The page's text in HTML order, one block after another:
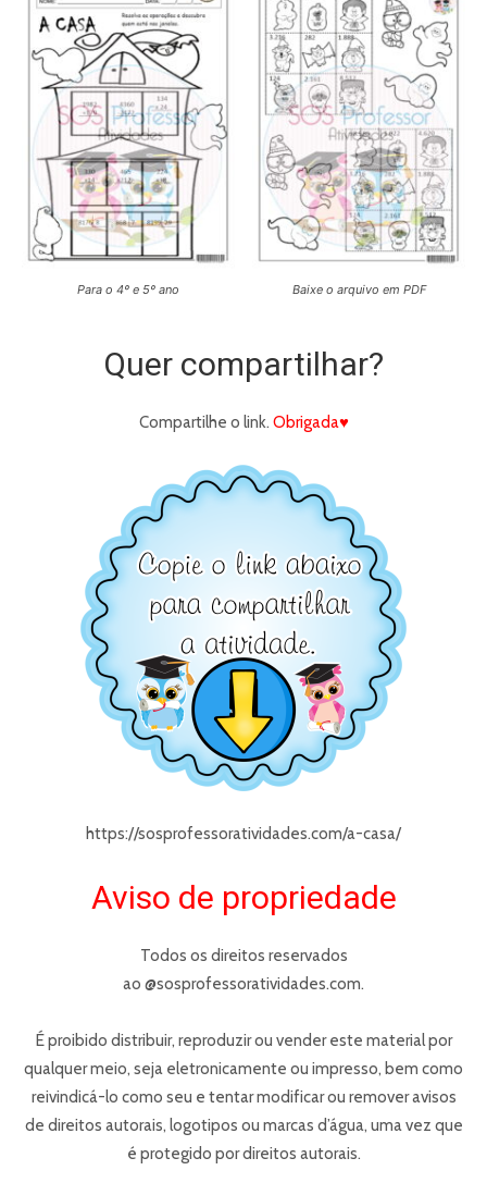
Para o 4º e 5º ano Baixe o arquivo em PDF
Quer compartilhar?
Compartilhe o link. Obrigada♥
https://sosprofessoratividades.com/a-casa/
Aviso de propriedade
Todos os direitos reservados
ao @sosprofessoratividades.com.
É proibido distribuir, reproduzir ou vender este material por
qualquer meio, seja eletronicamente ou impresso, bem como
reivindicá-lo como seu e tentar modificar ou remover avisos
de direitos autorais, logotipos ou marcas d’água, uma vez que
é protegido por direitos autorais.